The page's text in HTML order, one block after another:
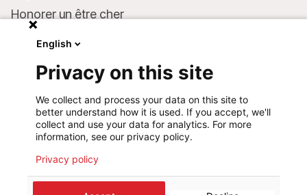
Honorer un être cher
Faire un don
Coordonnées bancaires :
LU75 1111 0000 4848 0000
Comportement responsable
English
Privacy on this site
We collect and process your data on this site to
better understand how it is used. If you accept, we'll
collect and use your data for analytics. For more
information, see our privacy policy.
Privacy policy